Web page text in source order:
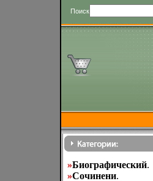
Поиск
»Биографический.
»Cочинени.